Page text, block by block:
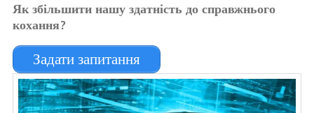
Як збільшити нашу здатність до справжнього
кохання?
Задати запитання